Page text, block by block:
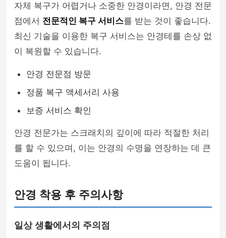
자체 복구가 어렵거나 소중한 안경이라면, 안경 전문
점에서 전문적인 복구 서비스를 받는 것이 좋습니다.
최신 기술을 이용한 복구 서비스는 안경테를 손상 없
이 복원할 수 있습니다.
안경 전문점 방문
정품 복구 액세서리 사용
보증 서비스 확인
안경 전문가는 스크래치의 깊이에 따라 적절한 처리
를 할 수 있으며, 이는 안경의 수명을 연장하는 데 큰
도움이 됩니다.
안경 착용 후 주의사항
일상 생활에서의 주의점